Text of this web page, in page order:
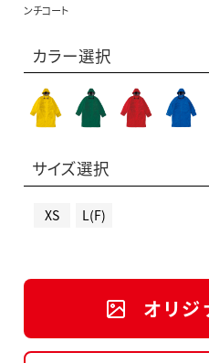
ンチコート
カラー選択
サイズ選択
XS L(F)
オリジ